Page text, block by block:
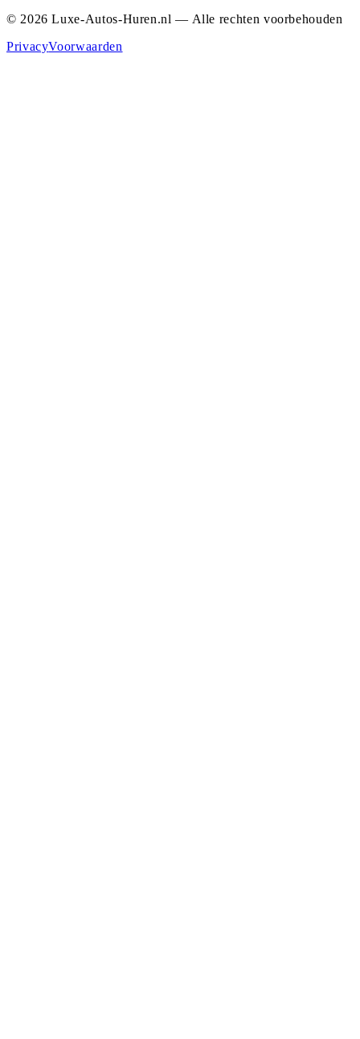
© 2026 Luxe-Autos-Huren.nl — Alle rechten voorbehouden
PrivacyVoorwaarden